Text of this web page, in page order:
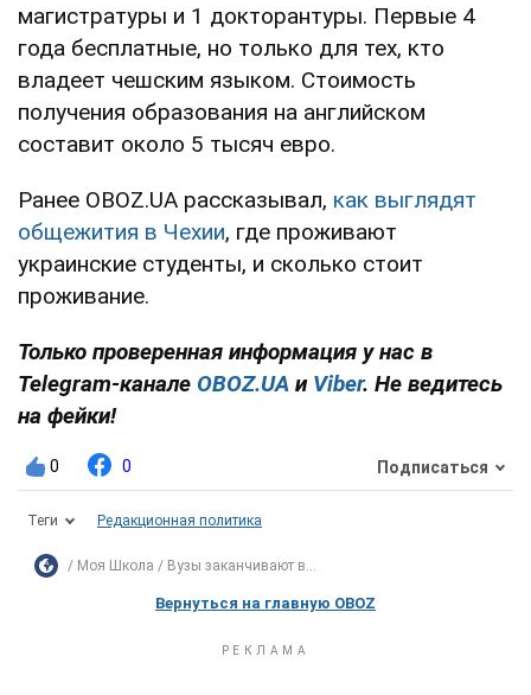
магистратуры и 1 докторантуры. Первые 4
года бесплатные, но только для тех, кто
владеет чешским языком. Стоимость
получения образования на английском
составит около 5 тысяч евро.
Ранее OBOZ.UA рассказывал, как выглядят
общежития в Чехии, где проживают
украинские студенты, и сколько стоит
проживание.
Только проверенная информация у нас в
Telegram-канале OBOZ.UA и Viber. Не ведитесь
на фейки!
0 0 Подписаться
Теги Редакционная политика
Моя Школа Вузы заканчивают в...
Вернуться на главную OBOZ